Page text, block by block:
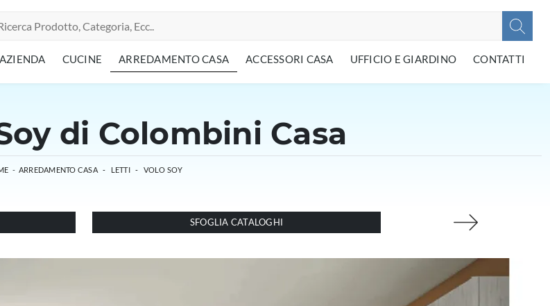
AZIENDA CUCINE ARREDAMENTO CASA ACCESSORI CASA UFFICIO E GIARDINO CONTATTI
di Colombini Casa
- ARREDAMENTO CASA - LETTI - VOLO SOY
SFOGLIA CATALOGHI